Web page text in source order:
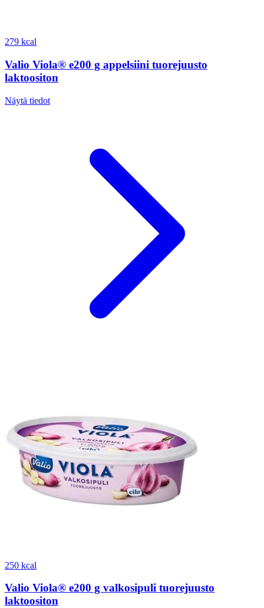
279 kcal
Valio Viola® e200 g appelsiini tuorejuusto
laktoositon
Näytä tiedot
250 kcal
Valio Viola® e200 g valkosipuli tuorejuusto
laktoositon